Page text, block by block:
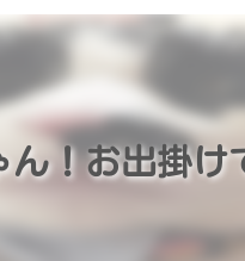
！お出掛け